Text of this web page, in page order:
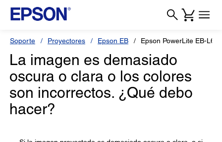
Soporte Proyectores Epson EB Epson PowerLite EB-
La imagen es demasiado
oscura o clara o los colores
son incorrectos. ¿Qué debo
hacer?